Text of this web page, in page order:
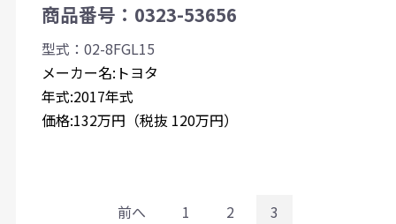
商品番号：0323-53656
型式：02-8FGL15
メーカー名:トヨタ
年式:2017年式
価格:132万円（税抜 120万円）
前へ 1 2 3